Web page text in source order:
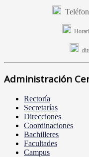
Administración
Rectoría
Secretarías
Direcciones
Coordinaciones
Bachilleres
Facultades
Campus